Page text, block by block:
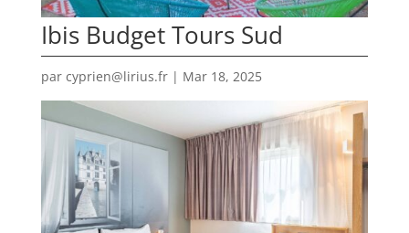
Ibis Budget Tours Sud
par cyprien@lirius.fr| Mar 18, 2025